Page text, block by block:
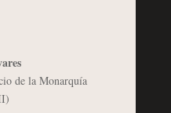
de la Monarquía